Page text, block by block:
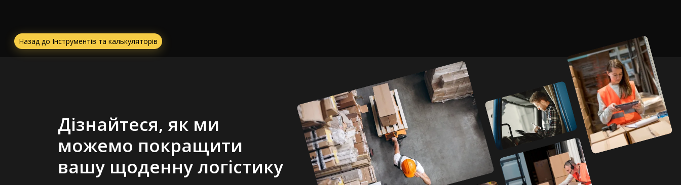
Назад до Інструментів та калькуляторів
Дізнайтеся, як ми
можемо покращити
вашу щоденну логістику